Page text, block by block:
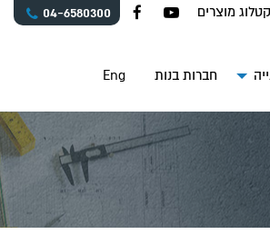
קטלוג מוצרים 04-6580300
חברות בנות Eng